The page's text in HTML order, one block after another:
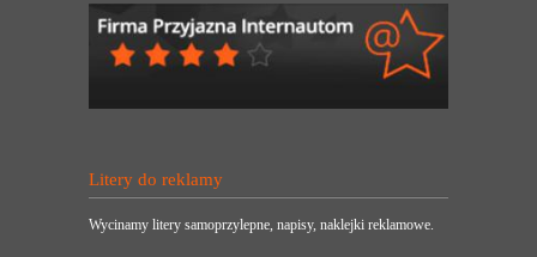
Litery do reklamy
Wycinamy litery samoprzylepne, napisy, naklejki reklamowe.